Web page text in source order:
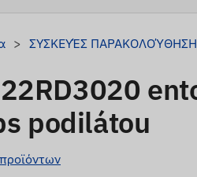
ΣΥΣΚΕΥΈΣ
podilátou